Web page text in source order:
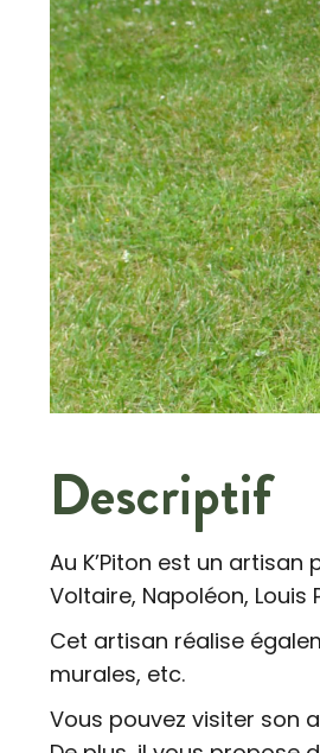
Descriptif
Au K’Piton est un
Voltaire, Napoléon, Louis
Cet artisan réalise
murales, etc.
Vous pouvez visiter son